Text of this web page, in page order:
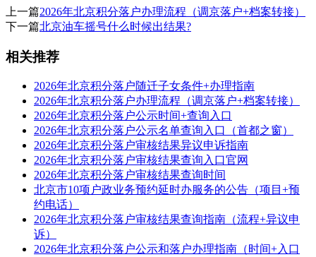
上一篇2026年北京积分落户办理流程（调京落户+档案转接）
下一篇北京油车摇号什么时候出结果?
相关推荐
2026年北京积分落户随迁子女条件+办理指南
2026年北京积分落户办理流程（调京落户+档案转接）
2026年北京积分落户公示时间+查询入口
2026年北京积分落户公示名单查询入口（首都之窗）
2026年北京积分落户审核结果异议申诉指南
2026年北京积分落户审核结果查询入口官网
2026年北京积分落户审核结果查询时间
北京市10项户政业务预约延时办服务的公告（项目+预
约电话）
2026年北京积分落户审核结果查询指南（流程+异议申
诉）
2026年北京积分落户公示和落户办理指南（时间+入口